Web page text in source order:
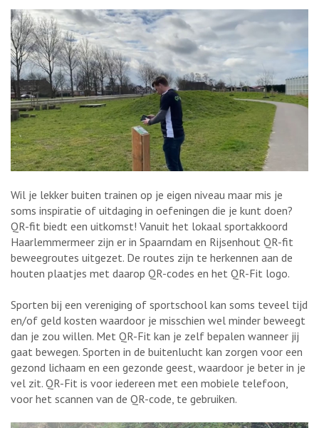
Wil je lekker buiten trainen op je eigen niveau maar mis je
soms inspiratie of uitdaging in oefeningen die je kunt doen?
QR-fit biedt een uitkomst! Vanuit het lokaal sportakkoord
Haarlemmermeer zijn er in Spaarndam en Rijsenhout QR-fit
beweegroutes uitgezet. De routes zijn te herkennen aan de
houten plaatjes met daarop QR-codes en het QR-Fit logo.
Sporten bij een vereniging of sportschool kan soms teveel tijd
en/of geld kosten waardoor je misschien wel minder beweegt
dan je zou willen. Met QR-Fit kan je zelf bepalen wanneer jij
gaat bewegen. Sporten in de buitenlucht kan zorgen voor een
gezond lichaam en een gezonde geest, waardoor je beter in je
vel zit. QR-Fit is voor iedereen met een mobiele telefoon,
voor het scannen van de QR-code, te gebruiken.